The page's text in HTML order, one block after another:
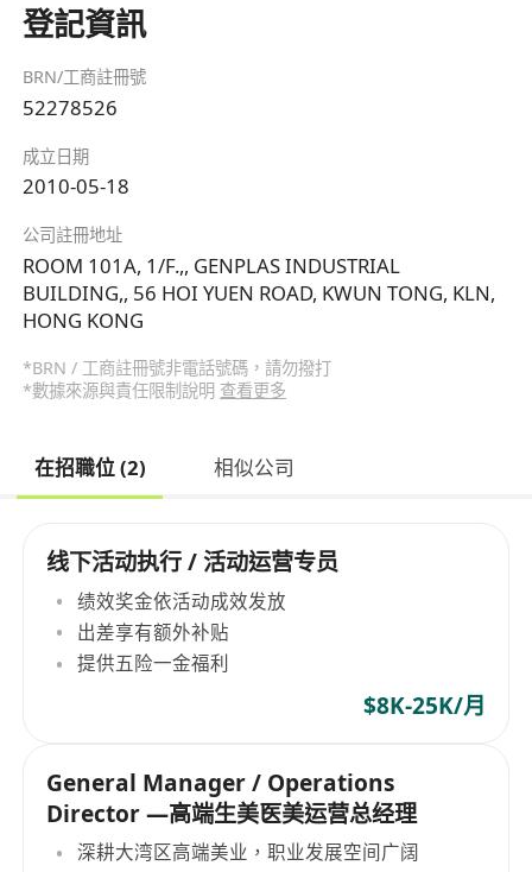
登記資訊
BRN/工商註冊號
52278526
成立日期
2010-05-18
公司註冊地址
ROOM 101A, 1/F.,, GENPLAS INDUSTRIAL
BUILDING,, 56 HOI YUEN ROAD, KWUN TONG, KLN,
HONG KONG
*BRN / 工商註冊號非電話號碼，請勿撥打
*數據來源與責任限制說明 查看更多
在招職位 (2) 相似公司
线下活动执行 / 活动运营专员
绩效奖金依活动成效发放
出差享有额外补贴
提供五险一金福利
$8K-25K/月
General Manager / Operations
Director —高端生美医美运营总经理
深耕大湾区高端美业，职业发展空间广阔